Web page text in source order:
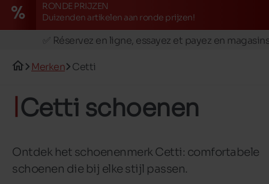
RONDE PRIJZEN
Duizenden artikelen aan ronde prijzen!
🚛 Livraison gratuite en magasins
✅ Réservez en ligne, essayez et payez en
🚛 Livraison gratuite en magasins
Merken Cetti
Cetti schoenen
Ontdek het schoenenmerk Cetti: comfortabele
schoenen die bij elke stijl passen.